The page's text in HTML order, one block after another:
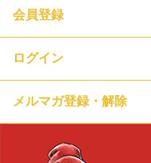
会員登録
ログイン
メルマガ登録・解除